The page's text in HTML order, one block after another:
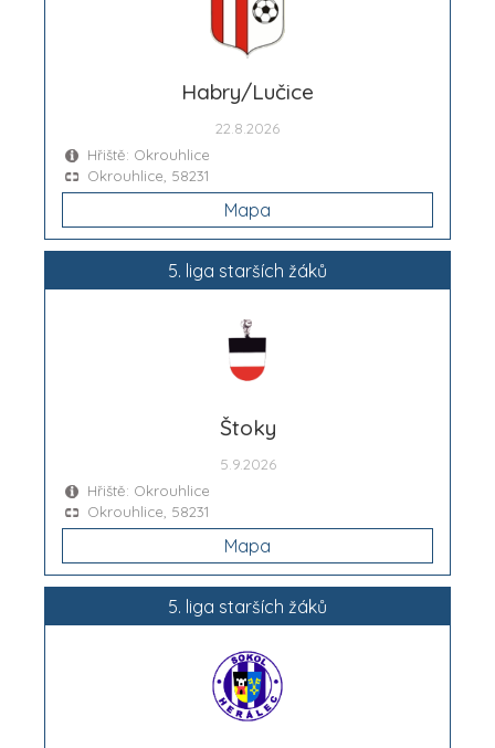
Habry/Lučice
22.8.2026
Hřiště: Okrouhlice
Okrouhlice, 58231
Mapa
5. liga starších žáků
Štoky
5.9.2026
Hřiště: Okrouhlice
Okrouhlice, 58231
Mapa
5. liga starších žáků